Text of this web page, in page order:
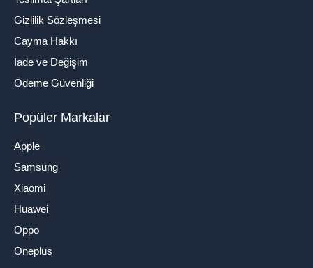
Gizlilik Sözleşmesi
Cayma Hakkı
İade ve Değişim
Ödeme Güvenliği
Popüler Markalar
Apple
Samsung
Xiaomi
Huawei
Oppo
Oneplus